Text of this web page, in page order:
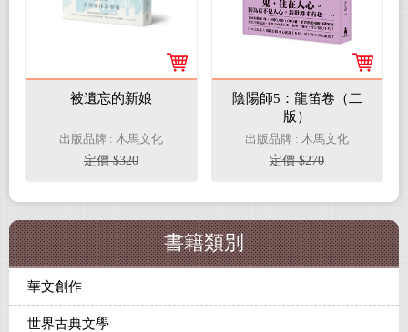
被遺忘的新娘
出版品牌 : 木馬文化
定價 $320
陰陽師5：龍笛卷（二
版）
出版品牌 : 木馬文化
定價 $270
書籍類別
華文創作
世界古典文學